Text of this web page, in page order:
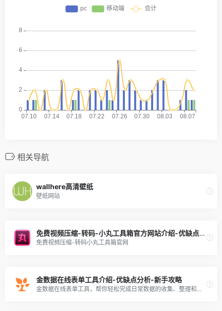
相关导航
wallhere高清壁纸
壁纸网站
免费视频压缩-转码-小丸工具箱官方网站介绍-优缺点分析-新手攻略
免费视频压缩-转码小丸工具箱官网
金数据在线表单工具介绍-优缺点分析-新手攻略
金数据在线表单工具，帮你轻松完成日常数据的收集、整理和分析工作